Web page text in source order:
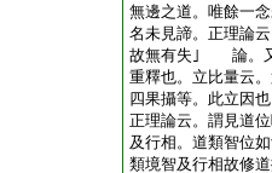
無邊之道。唯餘一
名未見諦。正理論
故無有失｣ 論。又
重釋也。立比量云
四果攝等。此立因
正理論云。謂見道
及行相。道類智位
類境智及行相故修